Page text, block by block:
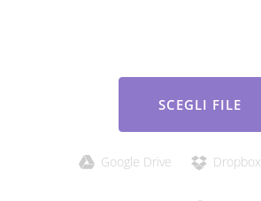
SCEGLI FILE
Google Drive Dropbox